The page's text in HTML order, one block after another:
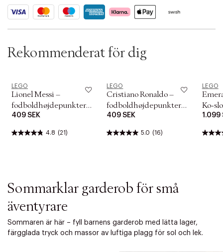
c
t
i
n
Rekommenderat för dig
LEGO
Lionel Messi –
fodboldhøjdepunkter
43011
409 SEK
4.8 (21)
LEGO
Cristiano Ronaldo –
fodboldhøjdepunkter
43012
409 SEK
5.0 (16)
LEGO
Ko-
1.099
Sommarklar garderob för små
äventyrare
Sommaren är här – fyll barnens garderob med lätta lager,
färgglada tryck och massor av luftiga plagg för sol och lek.